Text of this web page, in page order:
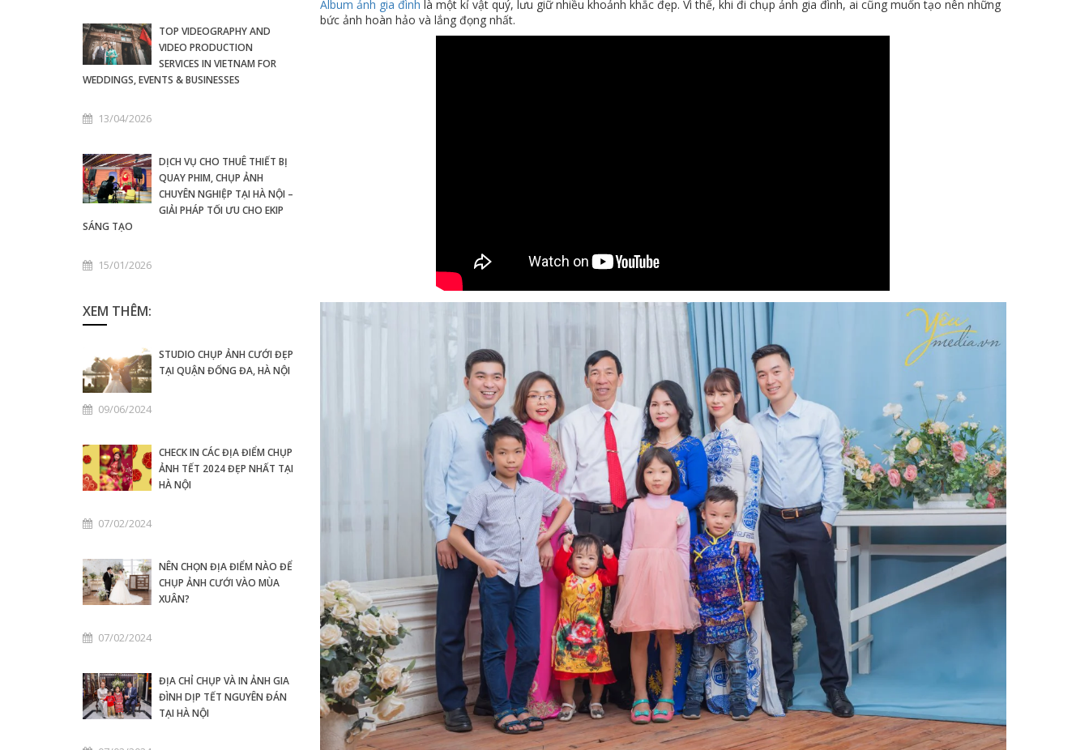
TOP VIDEOGRAPHY AND
VIDEO PRODUCTION
SERVICES IN VIETNAM FOR
WEDDINGS, EVENTS & BUSINESSES
13/04/2026
DỊCH VỤ CHO THUÊ THIẾT BỊ
QUAY PHIM, CHỤP ẢNH
CHUYÊN NGHIỆP TẠI HÀ NỘI –
GIẢI PHÁP TỐI ƯU CHO EKIP
SÁNG TẠO
15/01/2026
XEM THÊM:
STUDIO CHỤP ẢNH CƯỚI ĐẸP
TẠI QUẬN ĐỐNG ĐA, HÀ NỘI
09/06/2024
CHECK IN CÁC ĐỊA ĐIỂM CHỤP
ẢNH TẾT 2024 ĐẸP NHẤT TẠI
HÀ NỘI
07/02/2024
NÊN CHỌN ĐỊA ĐIỂM NÀO ĐỂ
CHỤP ẢNH CƯỚI VÀO MÙA
XUÂN?
07/02/2024
ĐỊA CHỈ CHỤP VÀ IN ẢNH GIA
ĐÌNH DỊP TẾT NGUYÊN ĐÁN
TẠI HÀ NỘI
Album ảnh gia đình là một kỉ vật quý, lưu giữ nhiều khoảnh khắc đẹp. Vì thế, khi đi chụp ảnh gia đình, ai cũng muốn tạo nên những
bức ảnh hoàn hảo và lắng đọng nhất.